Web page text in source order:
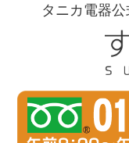
タニカ電器